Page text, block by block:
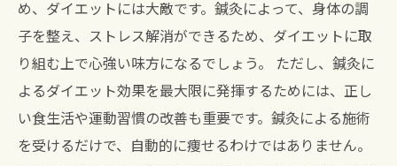
め、ダイエットには大敵です。鍼灸によって、身体の調
子を整え、ストレス解消ができるため、ダイエットに取
り組む上で心強い味方になるでしょう。 ただし、鍼灸に
よるダイエット効果を最大限に発揮するためには、正し
い食生活や運動習慣の改善も重要です。鍼灸による施術
を受けるだけで、自動的に痩せるわけではありません。